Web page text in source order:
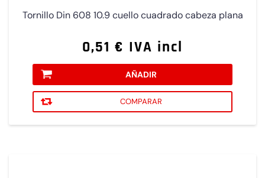
Tornillo Din 608 10.9 cuello cuadrado cabeza plana
0,51 € IVA incl
AÑADIR
COMPARAR